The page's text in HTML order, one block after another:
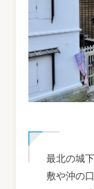
最北の城
敷や沖の